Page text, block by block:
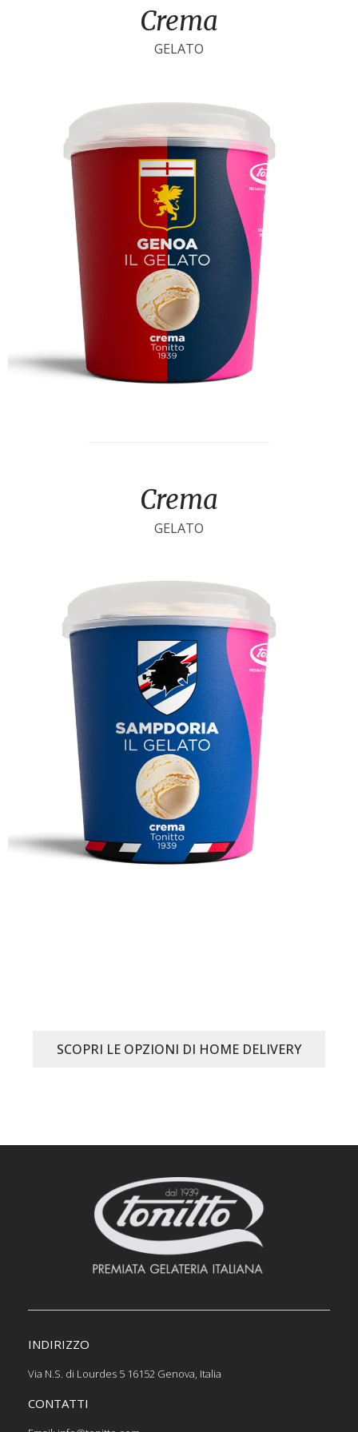
Crema
GELATO
Crema
GELATO
SCOPRI LE OPZIONI DI HOME DELIVERY
INDIRIZZO
Via N.S. di Lourdes 5 16152 Genova, Italia
CONTATTI